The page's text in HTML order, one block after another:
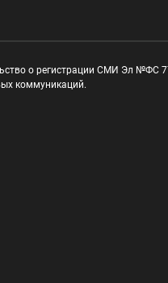
о регистрации СМИ Эл №ФС
коммуникаций.